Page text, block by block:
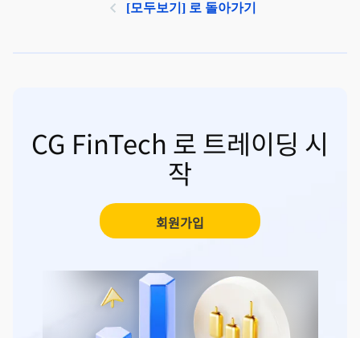
[모두보기] 로 돌아가기
CG FinTech 로 트레이딩 시
작
회원가입